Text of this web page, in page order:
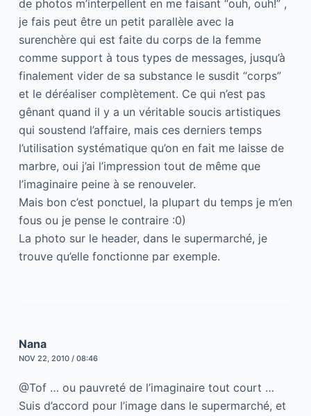
de photos m’interpellent en me faisant “ouh, ouh!” ,
je fais peut être un petit parallèle avec la
surenchère qui est faite du corps de la femme
comme support à tous types de messages, jusqu’à
finalement vider de sa substance le susdit “corps”
et le déréaliser complètement. Ce qui n’est pas
gênant quand il y a un véritable soucis artistiques
qui soustend l’affaire, mais ces derniers temps
l’utilisation systématique qu’on en fait me laisse de
marbre, oui j’ai l’impression tout de même que
l’imaginaire peine à se renouveler.
Mais bon c’est ponctuel, la plupart du temps je m’en
fous ou je pense le contraire :0)
La photo sur le header, dans le supermarché, je
trouve qu’elle fonctionne par exemple.
Nana
NOV 22, 2010 / 08:46
@Tof … ou pauvreté de l’imaginaire tout court …
Suis d’accord pour l’image dans le supermarché, et